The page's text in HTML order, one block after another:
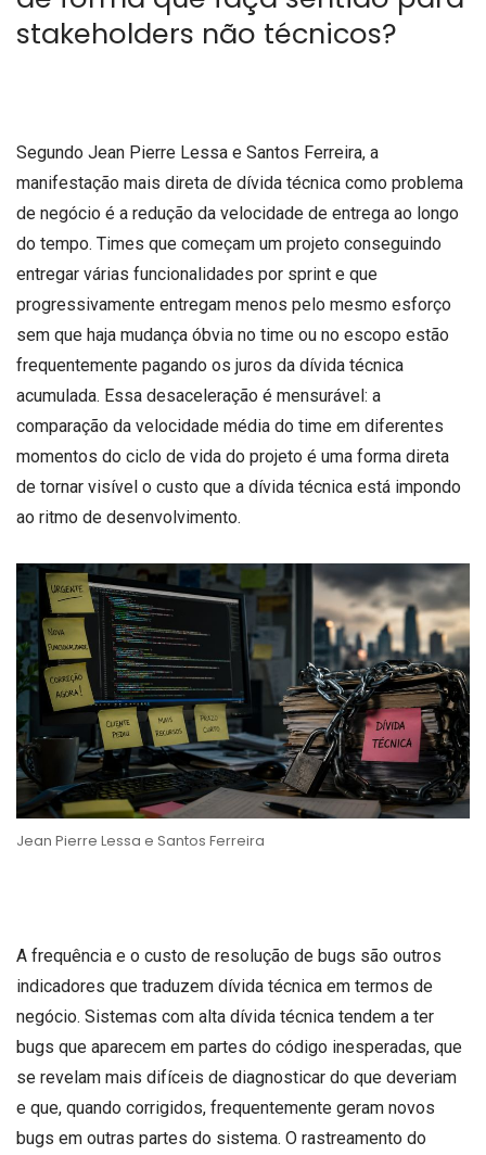
stakeholders não técnicos?
Segundo Jean Pierre Lessa e Santos Ferreira, a
manifestação mais direta de dívida técnica como problema
de negócio é a redução da velocidade de entrega ao longo
do tempo. Times que começam um projeto conseguindo
entregar várias funcionalidades por sprint e que
progressivamente entregam menos pelo mesmo esforço
sem que haja mudança óbvia no time ou no escopo estão
frequentemente pagando os juros da dívida técnica
acumulada. Essa desaceleração é mensurável: a
comparação da velocidade média do time em diferentes
momentos do ciclo de vida do projeto é uma forma direta
de tornar visível o custo que a dívida técnica está impondo
ao ritmo de desenvolvimento.
Jean Pierre Lessa e Santos Ferreira
A frequência e o custo de resolução de bugs são outros
indicadores que traduzem dívida técnica em termos de
negócio. Sistemas com alta dívida técnica tendem a ter
bugs que aparecem em partes do código inesperadas, que
se revelam mais difíceis de diagnosticar do que deveriam
e que, quando corrigidos, frequentemente geram novos
bugs em outras partes do sistema. O rastreamento do